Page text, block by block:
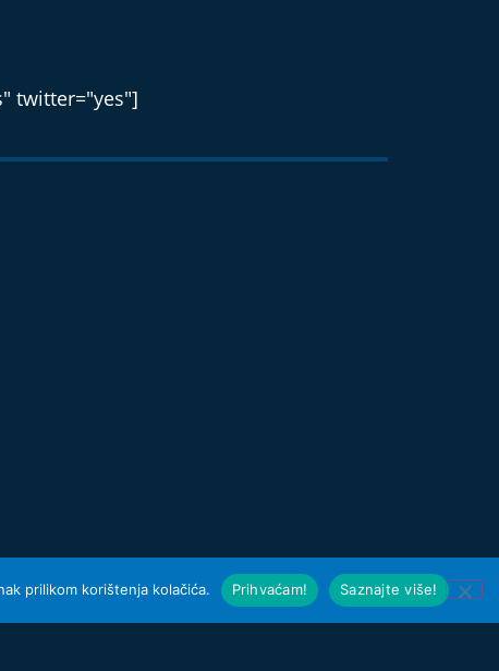
twitter="yes"]
prilikom korištenja kolačića. Prihvaćam! Saznajte više!